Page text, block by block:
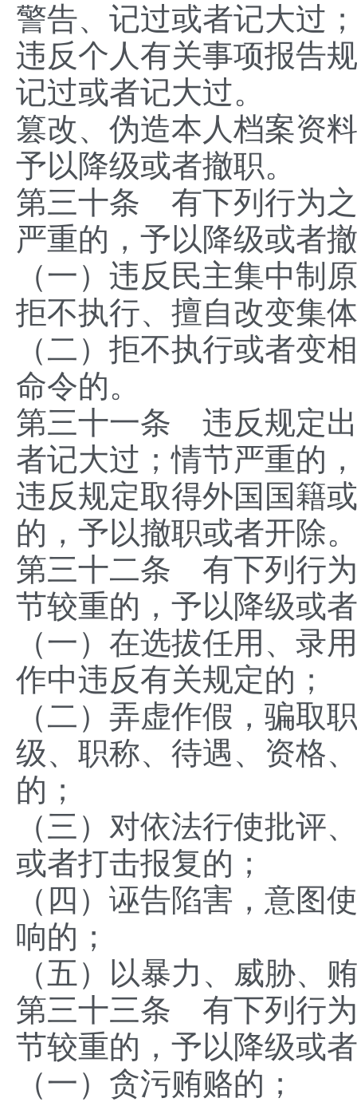
警告、记过或者记大过
违反个人有关事项报告
记过或者记大过。
篡改、伪造本人档案资
予以降级或者撤职。
第三十条 有下列行为
严重的，予以降级或者
（一）违反民主集中制
拒不执行、擅自改变集
（二）拒不执行或者变
命令的。
第三十一条 违反规定
者记大过；情节严重的
违反规定取得外国国籍
的，予以撤职或者开除。
第三十二条 有下列行
节较重的，予以降级或
（一）在选拔任用、录
作中违反有关规定的；
（二）弄虚作假，骗取
级、职称、待遇、资格
的；
（三）对依法行使批评
或者打击报复的；
（四）诬告陷害，意图
响的；
（五）以暴力、威胁、
第三十三条 有下列行
节较重的，予以降级或
（一）贪污贿赂的；